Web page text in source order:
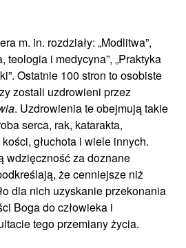
m. in. rozdziały: „Modlitwa”,
teologia i medycyna”, „Praktyka
Ostatnie 100 stron to osobiste
zostali uzdrowieni przez
. Uzdrowienia te obejmują takie
serca, rak, katarakta,
głuchota i wiele innych.
wdzięczność za doznane
że cenniejsze niż
dla nich uzyskanie przekonania
Boga do człowieka i
tego przemiany życia.